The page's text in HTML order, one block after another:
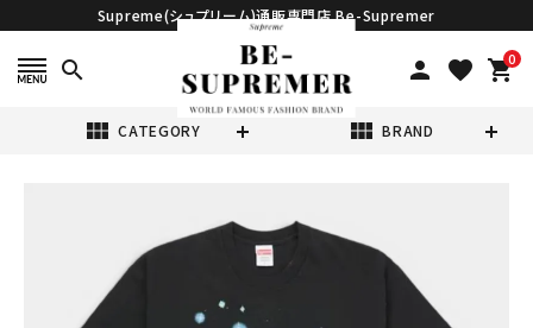
Supreme(シュプリーム)通販専門店 Be-Supremer
search person favorite 0
shopping_cart
view_module CATEGORY view_module BRAND